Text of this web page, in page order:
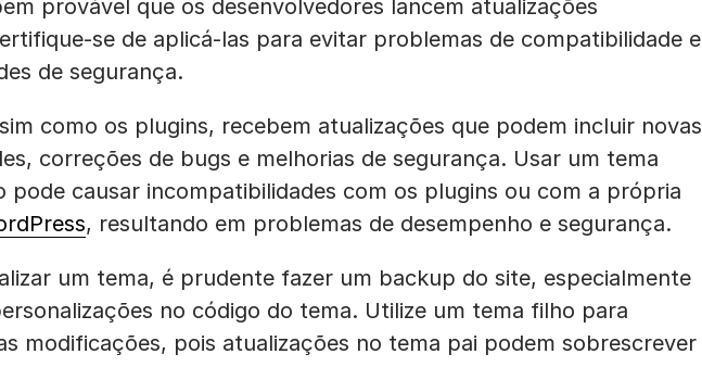
provável que os desenvolvedores lancem atualizações
se de aplicá-las para evitar problemas de compatibilidade e
de segurança.
como os plugins, recebem atualizações que podem incluir novas
correções de bugs e melhorias de segurança. Usar um tema
pode causar incompatibilidades com os plugins ou com a própria
, resultando em problemas de desempenho e segurança.
um tema, é prudente fazer um backup do site, especialmente
no código do tema. Utilize um tema filho para
modificações, pois atualizações no tema pai podem sobrescrever